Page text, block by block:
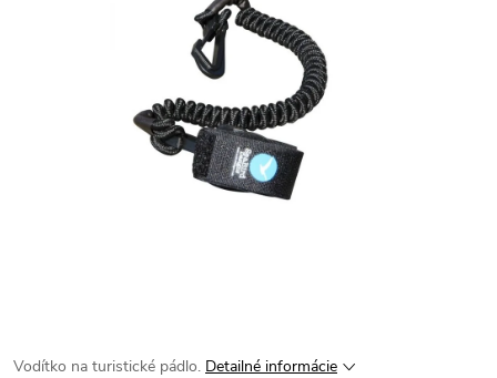
Vodítko na turistické pádlo. Detailné informácie